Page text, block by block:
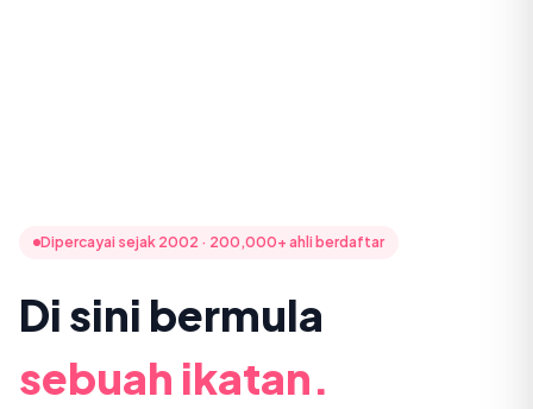
Dipercayai sejak 2002 · 200,000+ ahli berdaftar
Di sini bermula
sebuah ikatan.